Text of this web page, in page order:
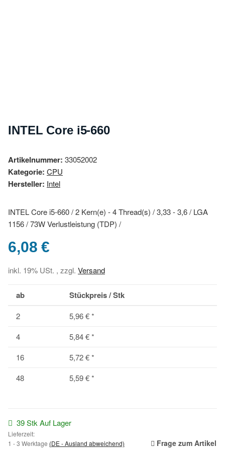
INTEL Core i5-660
Artikelnummer: 33052002
Kategorie: CPU
Hersteller: Intel
INTEL Core i5-660 / 2 Kern(e) - 4 Thread(s) / 3,33 - 3,6 / LGA
1156 / 73W Verlustleistung (TDP) /
6,08 €
inkl. 19% USt. , zzgl. Versand
ab Stückpreis / Stk
2 5,96 €*
4
5,84 €*
16
5,72 €*
48
5,59 €*
39 Stk Auf Lager
Lieferzeit:
1 - 3 Werktage (DE - Ausland abweichend) Frage zum Artikel